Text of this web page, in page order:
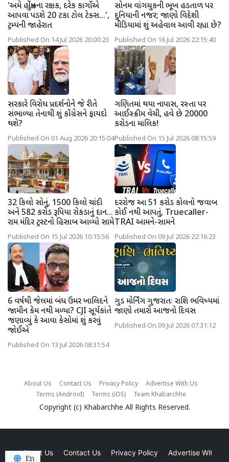
'અમે હોર્મુઝના રક્ષક, દરેક કાર્ગોએ
આપવા પડશે 20 ટકા ટોલ ટેક્સ...',
ટ્રમ્પની જાહેરાત
Published On 14 Jul 2026 20:00:23
સોનમ વાંગચુકની ભૂખ હડતાળ પર
દુનિયાની નજર; જાણો વિદેશી
મીડિયામાં શું અહેવાલ આવી રહ્યા છે?
Published On 16 Jul 2026 22:15:40
સરકારે વિરોધ પ્રદર્શનોને જે રીતે
સંભાળ્યા તેનાથી શું કોંગ્રેસને ફાયદો
થશે?
Published On 01 Aug 2026 20:15:04
ગણિતમાં થયા નાપાસ, રસ્તા પર
આઈસ્ક્રીમ વેચી, હવે છે 20000
કરોડના માલિક!
Published On 15 Jul 2026 08:15:59
32 કિલો સોનું, 1500 કિલો ચાંદી
અને 582 કરોડ રૂપિયા રોકડાનું દાન...
રામ મંદિર ટ્રસ્ટનો હિસાબ આવ્યો સામે
Published On 15 Jul 2026 10:15:56
દરરોજ આ 51 કરોડ કોલનો જવાબ
કોઈ નથી આપતું, Truecaller-
TRAI આમને-સામને
Published On 09 Jul 2026 22:16:23
6 વર્ષથી જેલમાં બંધ ઉમર ખાલિદને
જામીન કેમ નથી મળ્યા? CJI સૂર્યકાંતે
જણાવ્યું કે આવા કેસોમાં શું કરવું
જોઈએ
Published On 13 Jul 2026 08:31:54
ગુડ મોર્નિંગ ગુજરાતઃ રાશિ ભવિષ્યમાં
જાણો તમારો આજનો દિવસ
Published On 09 Jul 2026 07:31:12
About Us Contact Us Privacy Policy
Advertise With Us
Terms (Android)
Terms (iOS) Team Khabarchhe
Copyright (c) Khabarchhe All Rights Reserved.
About Us Contact Us Privacy Policy Advertise With Us
En